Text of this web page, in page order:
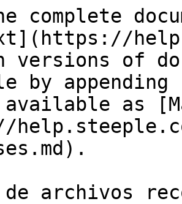
complete
versions of
by
as
archivos